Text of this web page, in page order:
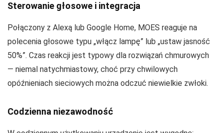
Sterowanie głosowe i integracja
Połączony z Alexą lub Google Home, MOES reaguje na
polecenia głosowe typu „włącz lampę” lub „ustaw jasność
50%”. Czas reakcji jest typowy dla rozwiązań chmurowych
— niemal natychmiastowy, choć przy chwilowych
opóźnieniach sieciowych można odczuć niewielkie zwłoki.
Codzienna niezawodność